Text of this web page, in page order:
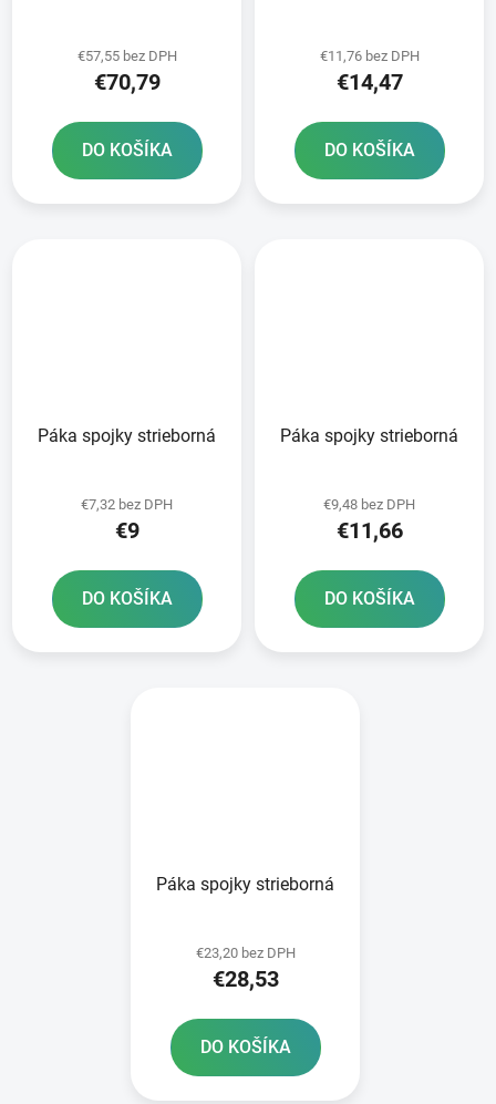
€57,55 bez DPH
€70,79
DO KOŠÍKA
€11,76 bez DPH
€14,47
DO KOŠÍKA
Páka spojky strieborná
€7,32 bez DPH
€9
DO KOŠÍKA
Páka spojky strieborná
€9,48 bez DPH
€11,66
DO KOŠÍKA
Páka spojky strieborná
€23,20 bez DPH
€28,53
DO KOŠÍKA